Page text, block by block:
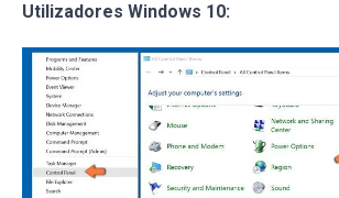
Utilizadores Windows 10: